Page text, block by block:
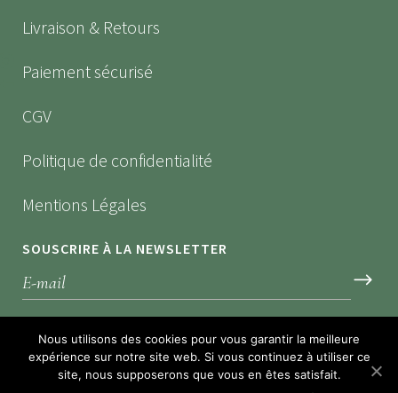
Livraison & Retours
Paiement sécurisé
CGV
Politique de confidentialité
Mentions Légales
SOUSCRIRE À LA NEWSLETTER
*Recevez nos dernières offres
Nous utilisons des cookies pour vous garantir la meilleure
expérience sur notre site web. Si vous continuez à utiliser ce
site, nous supposerons que vous en êtes satisfait.